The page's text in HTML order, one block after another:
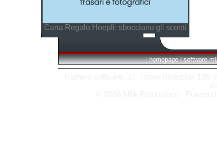
Carta Regalo Hoepli: sbocciano gli sconti
[ homepage | software